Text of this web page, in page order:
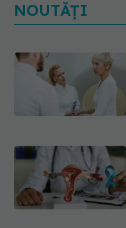
NOUTĂȚI